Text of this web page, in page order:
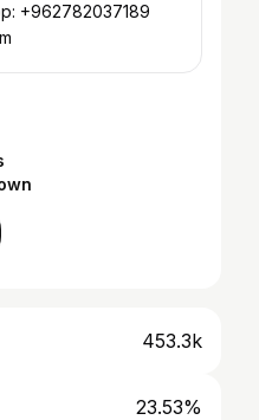
+962782037189
453.3k
23.53%